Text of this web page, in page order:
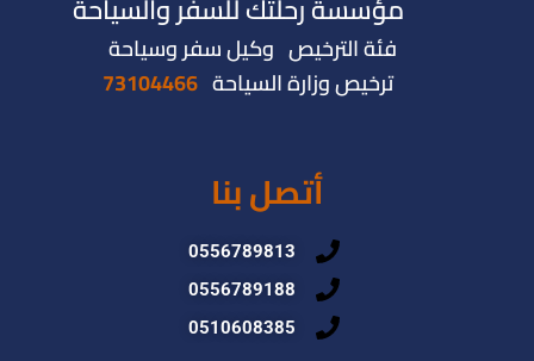
فئة الترخيص وكيل سفر وسياحة
ترخيص وزارة السياحة 73104466
أتصل بنا
0556789813
0556789188
0510608385